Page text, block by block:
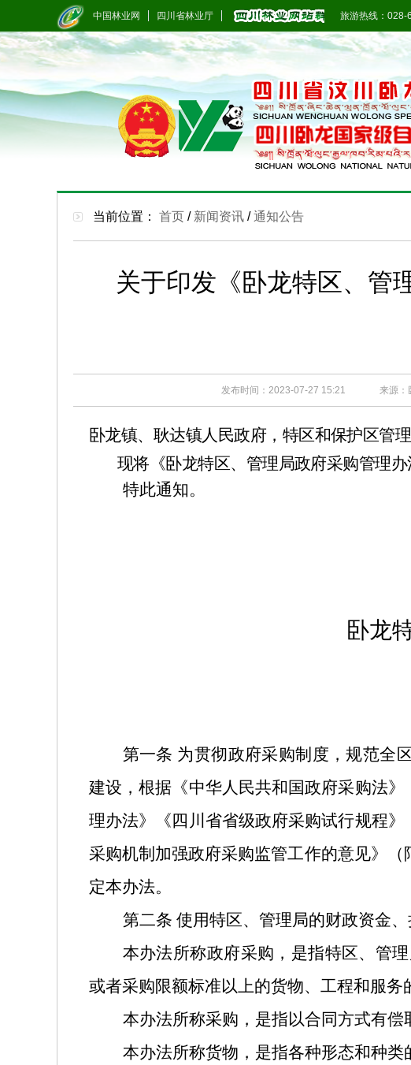
中国林业网 四川省林业厅 旅游热线：
当前位置： 首页 / 新闻资讯 /通知公告
关于印发《卧龙特区、管
发布时间：2023-07-27 15:21 来源：
卧龙镇、耿达镇人民政府，特区和保护区管
现将《卧龙特区、管理局政府采购管理办
特此通知。
四
卧龙
第一条 为贯彻政府采购制度，规范全
建设，根据《中华人民共和国政府采购法
理办法》《四川省省级政府采购试行规程
采购机制加强政府采购监管工作的意见》（
定本办法。
第二条 使用特区、管理局的财政资金
本办法所称政府采购，是指特区、管
或者采购限额标准以上的货物、工程和服务
本办法所称采购，是指以合同方式有偿
本办法所称货物，是指各种形态和种类